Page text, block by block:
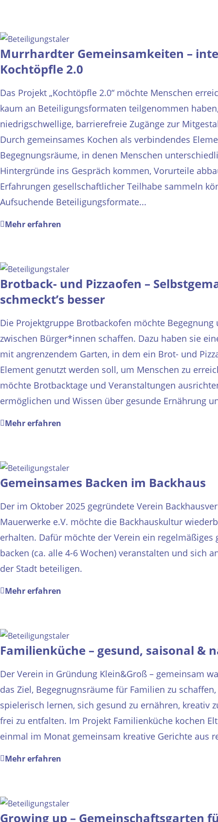
Murrhardter Gemeinsamkeiten –
Kochtöpfle 2.0
Das Projekt „Kochtöpfle 2.0“ möchte Menschen
kaum an Beteiligungsformaten teilgenommen
niedrigschwellige, barrierefreie Zugänge zur
Durch gemeinsames Kochen als verbindendes
Begegnungsräume, in denen Menschen
Hintergründe ins Gespräch kommen, Vorurteile
Erfahrungen gesellschaftlicher Teilhabe sammeln
Aufsuchende Beteiligungsformate...
Mehr erfahren
Brotback- und Pizzaofen –
schmeckt’s besser
Die Projektgruppe Brotbackofen möchte Begegnung
zwischen Bürger*innen schaffen. Dazu haben sie
mit angrenzendem Garten, in dem ein Brot- und
Element genutzt werden soll, um Menschen zu
möchte Brotbacktage und Veranstaltungen
ermöglichen und Wissen über gesunde Ernährung
Mehr erfahren
Gemeinsames Backen im Backhaus
Der im Oktober 2025 gegründete Verein
Mauerwerke e.V. möchte die Backhauskultur
erhalten. Dafür möchte der Verein ein regelmäßiges
backen (ca. alle 4-6 Wochen) veranstalten und sich
der Stadt beteiligen.
Mehr erfahren
Familienküche – gesund, saisonal &
Der Verein in Gründung Klein&Groß – gemeinsam
das Ziel, Begegnugnsräume für Familien zu
spielerisch lernen, sich gesund zu ernähren, kreativ
frei zu entfalten. Im Projekt Familienküche kochen
einmal im Monat gemeinsam kreative Gerichte aus
Mehr erfahren
Growing up – Gemeinschaftsgarten